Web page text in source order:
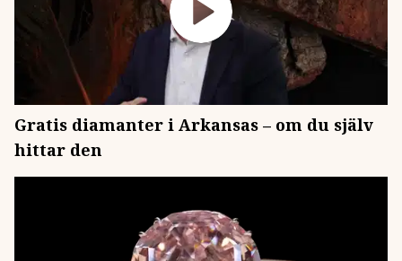
Gratis diamanter i Arkansas – om du själv
hittar den